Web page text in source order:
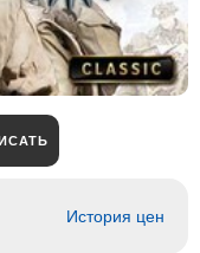
История цен